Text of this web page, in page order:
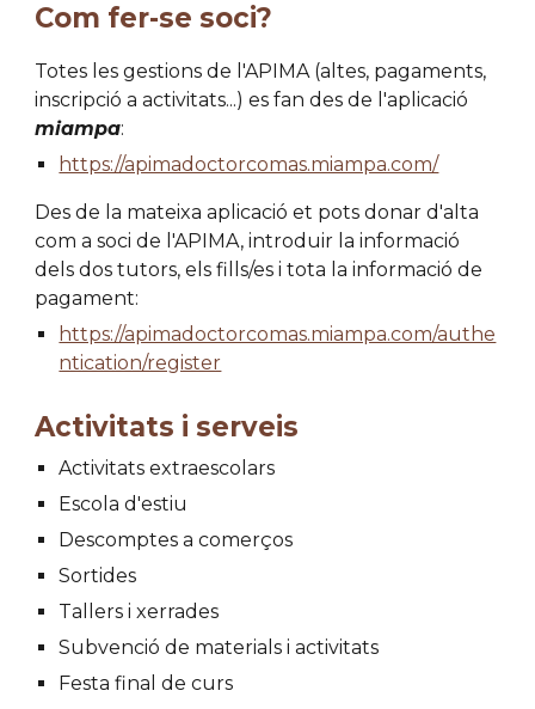
Com fer-se soci?
Totes les gestions de l'APIMA (altes, pagaments,
inscripció a activitats...) es fan des de l'aplicació
miampa:
https://apimadoctorcomas.miampa.com/
Des de la mateixa aplicació et pots donar d'alta
com a soci de l'APIMA, introduir la informació
dels dos tutors, els fills/es i tota la informació de
pagament:
https://apimadoctorcomas.miampa.com/authe
ntication/register
Activitats i serveis
Activitats extraescolars
Escola d'estiu
Descomptes a comerços
Sortides
Tallers i xerrades
Subvenció de materials i activitats
Festa final de curs